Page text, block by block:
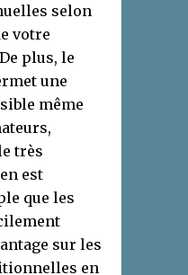
selon
votre
plus, le
une
même
très
est
que les
sur les
en